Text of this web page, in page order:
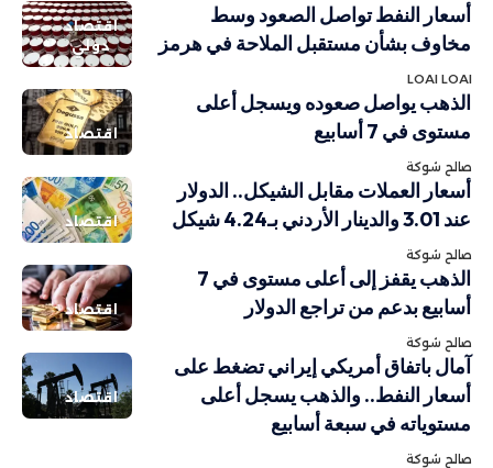
اقتصاد
دولي
أسعار النفط تواصل الصعود وسط
مخاوف بشأن مستقبل الملاحة في هرمز
LOAI LOAI
اقتصاد
الذهب يواصل صعوده ويسجل أعلى
مستوى في 7 أسابيع
صالح شوكة
اقتصاد
أسعار العملات مقابل الشيكل.. الدولار
عند 3.01 والدينار الأردني بـ4.24 شيكل
صالح شوكة
اقتصاد
الذهب يقفز إلى أعلى مستوى في 7
أسابيع بدعم من تراجع الدولار
صالح شوكة
اقتصاد
آمال باتفاق أمريكي إيراني تضغط على
أسعار النفط.. والذهب يسجل أعلى
مستوياته في سبعة أسابيع
صالح شوكة